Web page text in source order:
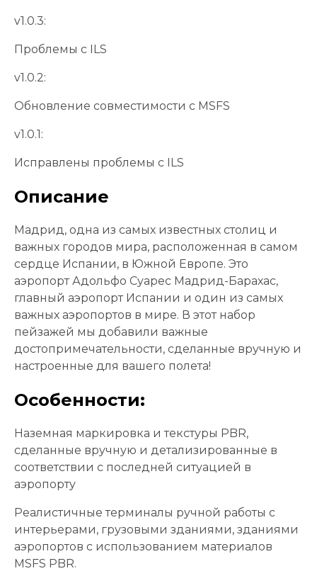
v1.0.3:
Проблемы с ILS
v1.0.2:
Обновление совместимости с MSFS
v1.0.1:
Исправлены проблемы с ILS
Описание
Мадрид, одна из самых известных столиц и
важных городов мира, расположенная в самом
сердце Испании, в Южной Европе. Это
аэропорт Адольфо Суарес Мадрид-Барахас,
главный аэропорт Испании и один из самых
важных аэропортов в мире. В этот набор
пейзажей мы добавили важные
достопримечательности, сделанные вручную и
настроенные для вашего полета!
Особенности:
Наземная маркировка и текстуры PBR,
сделанные вручную и детализированные в
соответствии с последней ситуацией в
аэропорту
Реалистичные терминалы ручной работы с
интерьерами, грузовыми зданиями, зданиями
аэропортов с использованием материалов
MSFS PBR.